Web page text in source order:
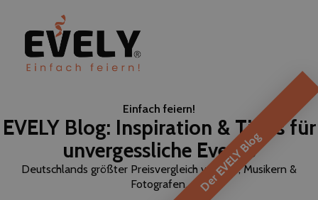
Einfach feiern!
EVELY Blog: Inspiration & Tipps für
unvergessliche Events
Deutschlands größter Preisvergleich von DJs, Musikern &
Fotografen.
Der EVELY Blog